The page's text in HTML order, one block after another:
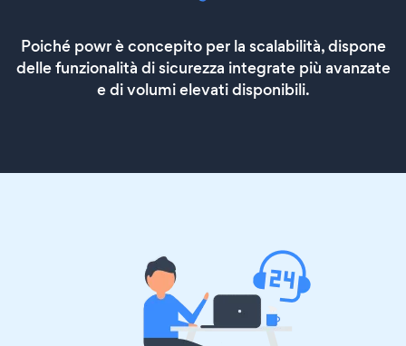
Poiché powr è concepito per la scalabilità, dispone
delle funzionalità di sicurezza integrate più avanzate
e di volumi elevati disponibili.